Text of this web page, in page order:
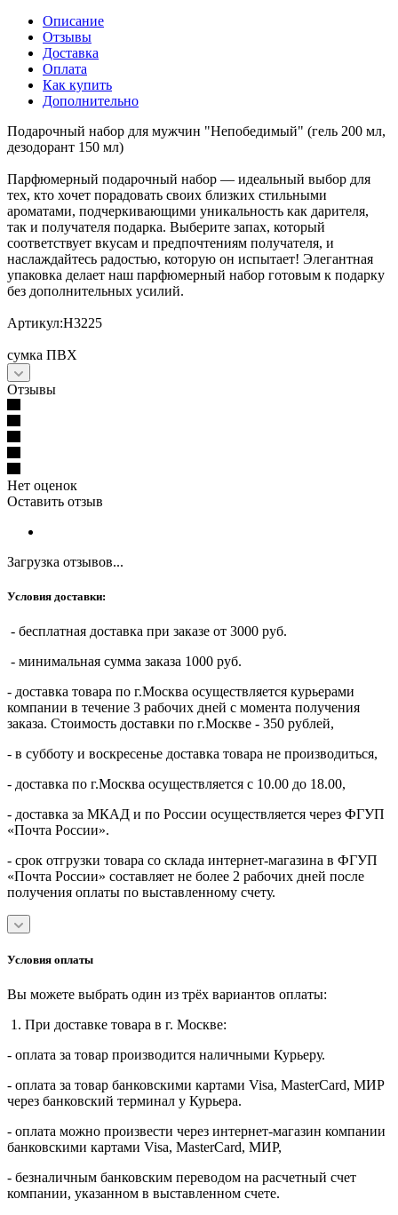
Описание
Отзывы
Доставка
Оплата
Как купить
Дополнительно
Подарочный набор для мужчин "Непобедимый" (гель 200 мл,
дезодорант 150 мл)
Парфюмерный подарочный набор — идеальный выбор для
тех, кто хочет порадовать своих близких стильными
ароматами, подчеркивающими уникальность как дарителя,
так и получателя подарка. Выберите запах, который
соответствует вкусам и предпочтениям получателя, и
наслаждайтесь радостью, которую он испытает! Элегантная
упаковка делает наш парфюмерный набор готовым к подарку
без дополнительных усилий.
Артикул:Н3225
сумка ПВХ
Отзывы
Нет оценок
Оставить отзыв
Загрузка отзывов...
Условия доставки:
- бесплатная доставка при заказе от 3000 руб.
- минимальная сумма заказа 1000 руб.
- доставка товара по г.Москва осуществляется курьерами
компании в течение 3 рабочих дней с момента получения
заказа. Стоимость доставки по г.Москве - 350 рублей,
- в субботу и воскресенье доставка товара не производиться,
- доставка по г.Москва осуществляется с 10.00 до 18.00,
- доставка за МКАД и по России осуществляется через ФГУП
«Почта России».
- срок отгрузки товара со склада интернет-магазина в ФГУП
«Почта России» составляет не более 2 рабочих дней после
получения оплаты по выставленному счету.
Условия оплаты
Вы можете выбрать один из трёх вариантов оплаты:
1. При доставке товара в г. Москве:
- оплата за товар производится наличными Курьеру.
- оплата за товар банковскими картами Visa, MasterСard, МИР
через банковский терминал у Курьера.
- оплата можно произвести через интернет-магазин компании
банковскими картами Visa, MasterСard, МИР,
- безналичным банковским переводом на расчетный счет
компании, указанном в выставленном счете.